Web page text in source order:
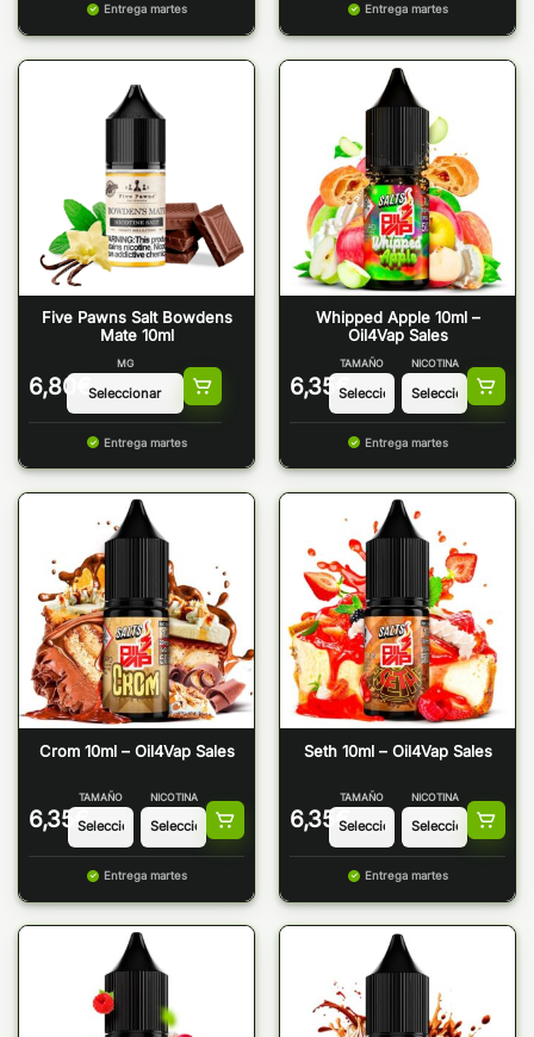
Entrega martes Entrega martes
Five Pawns Salt Bowdens
Mate 10ml
6,80 €
MG
Entrega martes
Whipped Apple 10ml –
Oil4Vap Sales
6,35 €
TAMAÑO NICOTINA
Entrega martes
Crom 10ml – Oil4Vap Sales
6,35 €
TAMAÑO NICOTINA
Entrega martes
Seth 10ml – Oil4Vap Sales
6,35 €
TAMAÑO NICOTINA
Entrega martes